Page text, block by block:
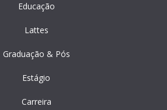
Educação
Lattes
Graduação & Pós
Estágio
Carreira